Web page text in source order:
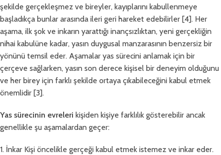
şekilde gerçekleşmez ve bireyler, kayıplarını kabullenmeye
başladıkça bunlar arasında ileri geri hareket edebilirler [4]. Her
aşama, ilk şok ve inkarın yarattığı inançsızlıktan, yeni gerçekliğin
nihai kabulüne kadar, yasın duygusal manzarasının benzersiz bir
yönünü temsil eder. Aşamalar yas sürecini anlamak için bir
çerçeve sağlarken, yasın son derece kişisel bir deneyim olduğunu
ve her birey için farklı şekilde ortaya çıkabileceğini kabul etmek
önemlidir [3].
Yas sürecinin evreleri kişiden kişiye farklılık gösterebilir ancak
genellikle şu aşamalardan geçer:
1. İnkar Kişi öncelikle gerçeği kabul etmek istemez ve inkar eder.